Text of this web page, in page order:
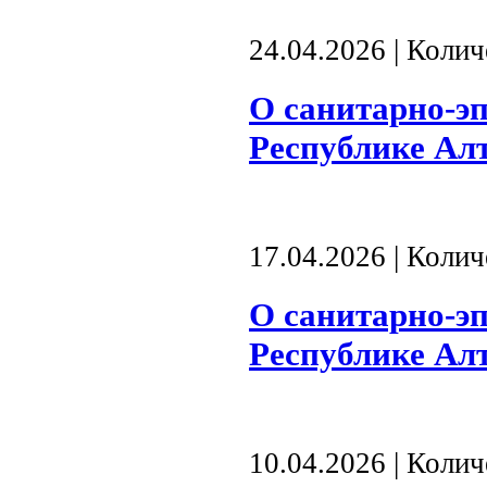
24.04.2026 |
О санитарно-
Республике
17.04.2026 |
О санитарно-
Республике
10.04.2026 |